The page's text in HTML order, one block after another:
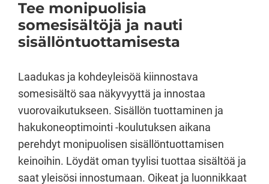
Tee monipuolisia
somesisältöjä ja nauti
sisällöntuottamisesta
Laadukas ja kohdeyleisöä kiinnostava
somesisältö saa näkyvyyttä ja innostaa
vuorovaikutukseen. Sisällön tuottaminen ja
hakukoneoptimointi -koulutuksen aikana
perehdyt monipuolisen sisällöntuottamisen
keinoihin. Löydät oman tyylisi tuottaa sisältöä ja
saat yleisösi innostumaan. Oikeat ja luonnikkaat